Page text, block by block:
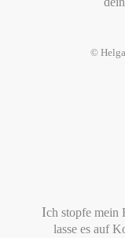
©
Ich stopfe mein
lasse es auf